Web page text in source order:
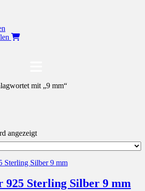
mit „9 mm“
angezeigt
925 Sterling Silber 9 mm